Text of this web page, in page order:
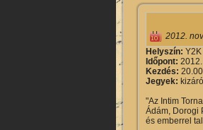
2012.
Helyszín:
Időpont:
Kezdés: 20.00
Jegyek:
"Az Intim
Ádám, Dorogi
és emberrel